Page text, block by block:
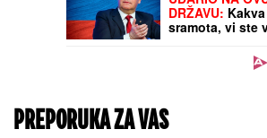
DRŽAVU:
sramota, vi ste
PREPORUKA ZA VAS